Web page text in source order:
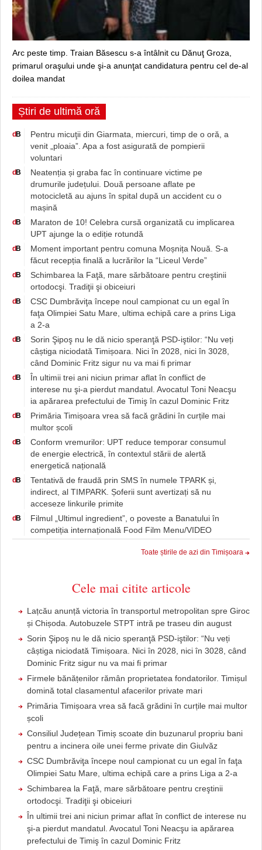
Arc peste timp. Traian Băsescu s-a întâlnit cu Dănuţ Groza,
primarul oraşului unde şi-a anunţat candidatura pentru cel de-al
doilea mandat
Știri de ultimă oră
d B
Pentru micuţii din Giarmata, miercuri, timp de o oră, a
venit „ploaia”. Apa a fost asigurată de pompierii
voluntari
d B
Neatenția și graba fac în continuare victime pe
drumurile județului. Două persoane aflate pe
motocicletă au ajuns în spital după un accident cu o
mașină
d B
Maraton de 10! Celebra cursă organizată cu implicarea
UPT ajunge la o ediție rotundă
d B
Moment important pentru comuna Moșnița Nouă. S-a
făcut recepția finală a lucrărilor la “Liceul Verde”
d B
Schimbarea la Faţă, mare sărbătoare pentru creştinii
ortodocşi. Tradiţii şi obiceiuri
d B
CSC Dumbrăviţa începe noul campionat cu un egal în
faţa Olimpiei Satu Mare, ultima echipă care a prins Liga
a 2-a
d B
Sorin Şipoş nu le dă nicio speranţă PSD-iştilor: “Nu veți
câștiga niciodată Timișoara. Nici în 2028, nici în 3028,
când Dominic Fritz sigur nu va mai fi primar
d B
În ultimii trei ani niciun primar aflat în conflict de
interese nu şi-a pierdut mandatul. Avocatul Toni Neacşu
ia apărarea prefectului de Timiş în cazul Dominic Fritz
d B
Primăria Timișoara vrea să facă grădini în curțile mai
multor școli
d B
Conform vremurilor: UPT reduce temporar consumul
de energie electrică, în contextul stării de alertă
energetică națională
d B
Tentativă de fraudă prin SMS în numele TPARK și,
indirect, al TIMPARK. Șoferii sunt avertizați să nu
acceseze linkurile primite
d B
Filmul „Ultimul ingredient”, o poveste a Banatului în
competiția internațională Food Film Menu/VIDEO
Toate știrile de azi din Timișoara
Cele mai citite articole
Lațcău anunță victoria în transportul metropolitan spre Giroc
și Chișoda. Autobuzele STPT intră pe traseu din august
Sorin Şipoş nu le dă nicio speranţă PSD-iştilor: “Nu veți
câștiga niciodată Timișoara. Nici în 2028, nici în 3028, când
Dominic Fritz sigur nu va mai fi primar
Firmele bănățenilor rămân proprietatea fondatorilor. Timișul
domină total clasamentul afacerilor private mari
Primăria Timișoara vrea să facă grădini în curțile mai multor
școli
Consiliul Județean Timiș scoate din buzunarul propriu bani
pentru a incinera oile unei ferme private din Giulvăz
CSC Dumbrăviţa începe noul campionat cu un egal în faţa
Olimpiei Satu Mare, ultima echipă care a prins Liga a 2-a
Schimbarea la Faţă, mare sărbătoare pentru creştinii
ortodocşi. Tradiţii şi obiceiuri
În ultimii trei ani niciun primar aflat în conflict de interese nu
şi-a pierdut mandatul. Avocatul Toni Neacşu ia apărarea
prefectului de Timiş în cazul Dominic Fritz